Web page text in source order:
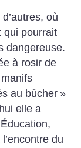
où
qui pourrait
dangereuse.
à rosir de
au bûcher »
elle a
du